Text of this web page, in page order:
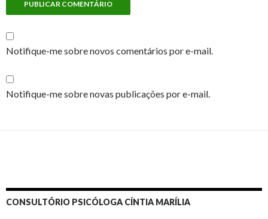
Notifique-me sobre novos comentários por e-mail.
Notifique-me sobre novas publicações por e-mail.
CONSULTÓRIO PSICÓLOGA CÍNTIA MARÍLIA